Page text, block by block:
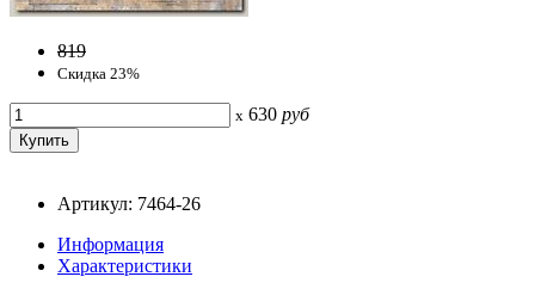
819
Скидка 23%
x 630 руб
Артикул: 7464-26
Информация
Характеристики